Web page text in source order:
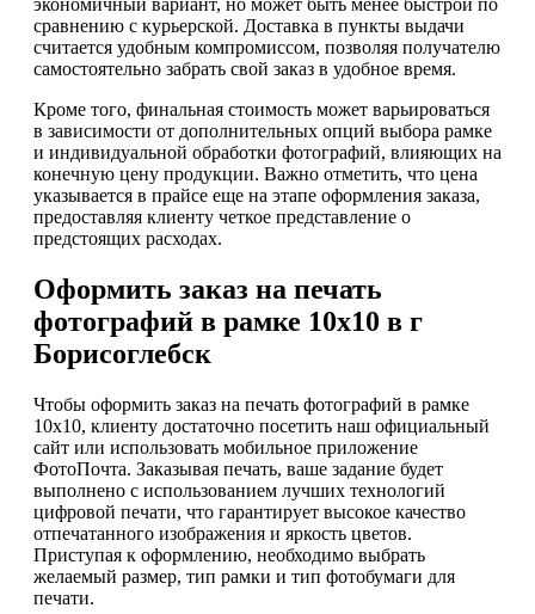
экономичный вариант, но может быть менее быстрой по
сравнению с курьерской. Доставка в пункты выдачи
считается удобным компромиссом, позволяя получателю
самостоятельно забрать свой заказ в удобное время.
Кроме того, финальная стоимость может варьироваться
в зависимости от дополнительных опций выбора рамке
и индивидуальной обработки фотографий, влияющих на
конечную цену продукции. Важно отметить, что цена
указывается в прайсе еще на этапе оформления заказа,
предоставляя клиенту четкое представление о
предстоящих расходах.
Оформить заказ на печать
фотографий в рамке 10х10 в г
Борисоглебск
Чтобы оформить заказ на печать фотографий в рамке
10х10, клиенту достаточно посетить наш официальный
сайт или использовать мобильное приложение
ФотоПочта. Заказывая печать, ваше задание будет
выполнено с использованием лучших технологий
цифровой печати, что гарантирует высокое качество
отпечатанного изображения и яркость цветов.
Приступая к оформлению, необходимо выбрать
желаемый размер, тип рамки и тип фотобумаги для
печати.